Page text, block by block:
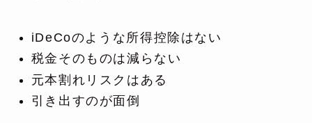
iDeCoのような所得控除はない
税金そのものは減らない
元本割れリスクはある
引き出すのが面倒